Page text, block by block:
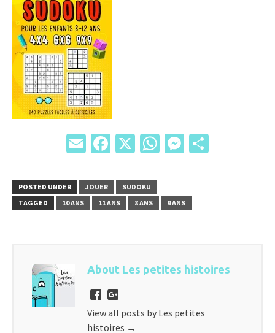
EmailFacebook
X WhatsApp
Messenger
POSTED UNDER JOUER
SUDOKU
TAGGED
10 ANS 11 ANS 8 ANS 9 ANS
About Les petites histoires
View all posts by Les petites
histoires →